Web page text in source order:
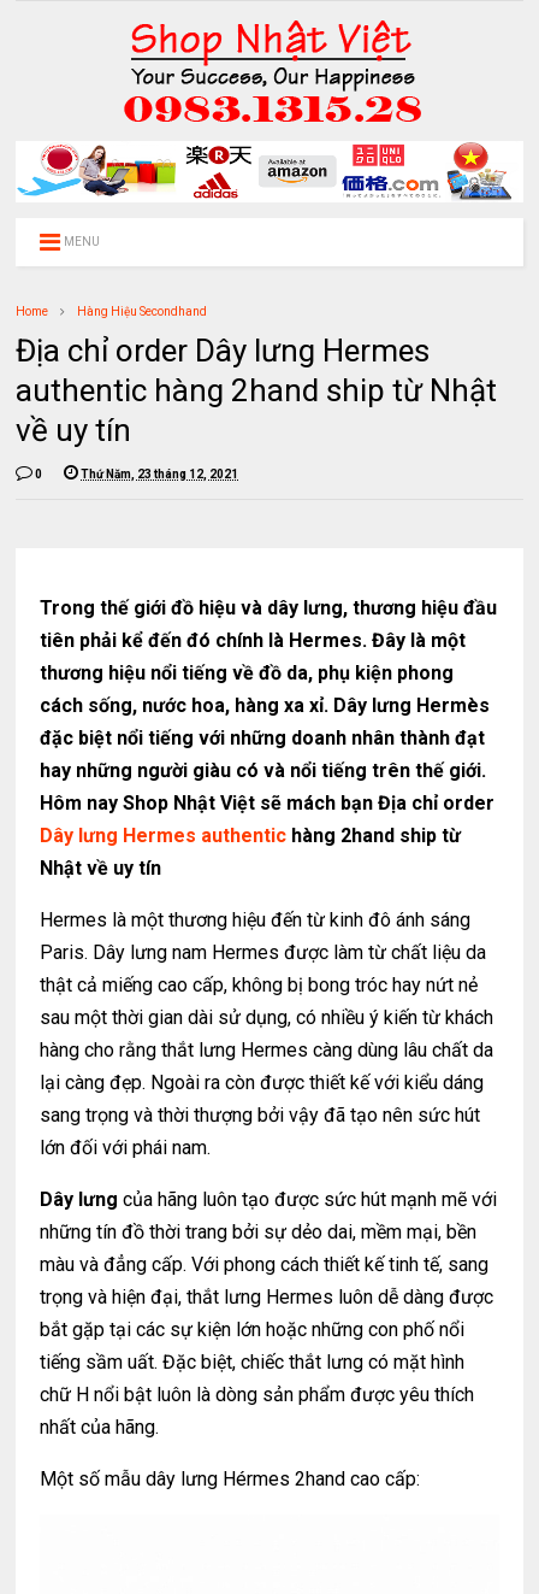
MENU
Home Hàng Hiệu Secondhand
Địa chỉ order Dây lưng Hermes
authentic hàng 2hand ship từ Nhật
về uy tín
0 Thứ Năm, 23 tháng 12, 2021
Trong thế giới đồ hiệu và dây lưng, thương hiệu đầu
tiên phải kể đến đó chính là Hermes. Đây là một
thương hiệu nổi tiếng về đồ da, phụ kiện phong
cách sống, nước hoa, hàng xa xỉ. Dây lưng Hermès
đặc biệt nổi tiếng với những doanh nhân thành đạt
hay những người giàu có và nổi tiếng trên thế giới.
Hôm nay Shop Nhật Việt sẽ mách bạn Địa chỉ order
Dây lưng Hermes authentic hàng 2hand ship từ
Nhật về uy tín
Hermes là một thương hiệu đến từ kinh đô ánh sáng
Paris. Dây lưng nam Hermes được làm từ chất liệu da
thật cả miếng cao cấp, không bị bong tróc hay nứt nẻ
sau một thời gian dài sử dụng, có nhiều ý kiến từ khách
hàng cho rằng thắt lưng Hermes càng dùng lâu chất da
lại càng đẹp. Ngoài ra còn được thiết kế với kiểu dáng
sang trọng và thời thượng bởi vậy đã tạo nên sức hút
lớn đối với phái nam.
Dây lưng của hãng luôn tạo được sức hút mạnh mẽ với
những tín đồ thời trang bởi sự dẻo dai, mềm mại, bền
màu và đẳng cấp. Với phong cách thiết kế tinh tế, sang
trọng và hiện đại, thắt lưng Hermes luôn dễ dàng được
bắt gặp tại các sự kiện lớn hoặc những con phố nổi
tiếng sầm uất. Đặc biệt, chiếc thắt lưng có mặt hình
chữ H nổi bật luôn là dòng sản phẩm được yêu thích
nhất của hãng.
Một số mẫu dây lưng Hérmes 2hand cao cấp: